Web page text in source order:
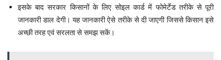
इसके बाद सरकार किसानों के लिए सोइल कार्ड में फोमेर्टेड तरीके से पूरी
जानकारी डाल देगी। यह जानकारी ऐसे तरीके से दी जाएगी जिससे किसान इसे
अच्छी तरह एवं सरलता से समझ सकें।